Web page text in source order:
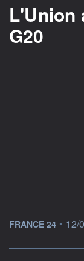
L'Union
G20
information
FRANCE 24 • 12/